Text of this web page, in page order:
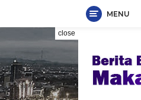
content
MENU
close